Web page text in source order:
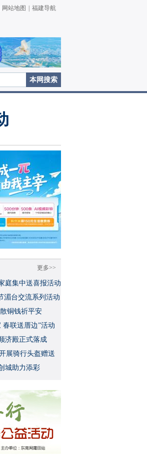
网站地图 福建导航
更多>>
庭集中送喜报活动
湄台交流系列活动
铜钱祈平安
春联送厝边”活动
济殿正式落成
展骑行头盔赠送
城助力添彩